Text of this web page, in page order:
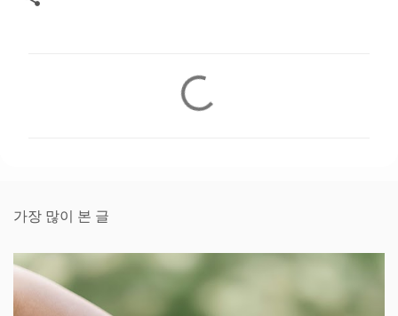
가장 많이 본 글